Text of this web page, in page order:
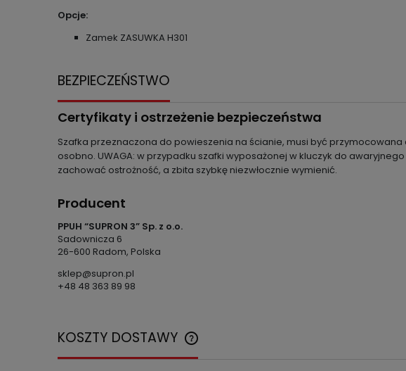
Opcje:
Zamek ZASUWKA H301
BEZPIECZEŃSTWO
Certyfikaty i ostrzeżenie bezpieczeństwa
Szafka przeznaczona do powieszenia na ścianie, musi być
osobno. UWAGA: w przypadku szafki wyposażonej w kluczyk do
zachować ostrożność, a zbita szybkę niezwłocznie wymienić.
Producent
PPUH “SUPRON 3” Sp. z o.o.
Sadownicza 6
26-600 Radom, Polska
sklep@supron.pl
+48 48 363 89 98
KOSZTY DOSTAWY